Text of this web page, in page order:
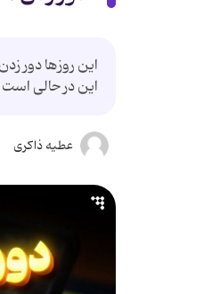
این روزها دور
این در حالی
عطیه ذاکری